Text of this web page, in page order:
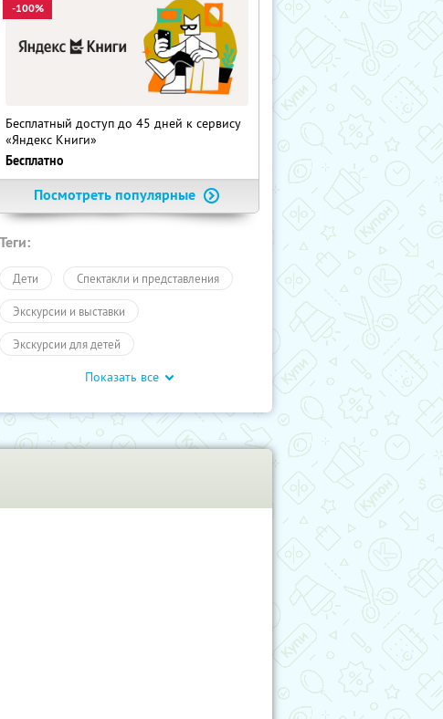
-100%
Бесплатный доступ до 45 дней к сервису
«Яндекс Книги»
Бесплатно
Посмотреть популярные
Теги:
Дети Спектакли и представления
Экскурсии и выставки
Экскурсии для детей
Автобусные экскурсии
Пешие экскурсии Билеты
Кинотеатр Промокоды
Развлечения Другое
Показать все